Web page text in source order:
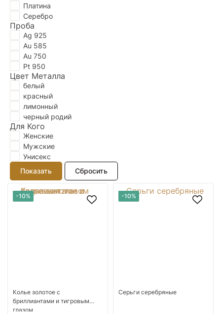
Платина
Серебро
Проба
Ag 925
Au 585
Au 750
Pt 950
Цвет Металла
белый
красный
лимонный
черный родий
Для Кого
Женские
Мужские
Унисекс
-10%
Колье золотое с
бриллиантами и тигровым
глазом
-10%
Серьги серебряные